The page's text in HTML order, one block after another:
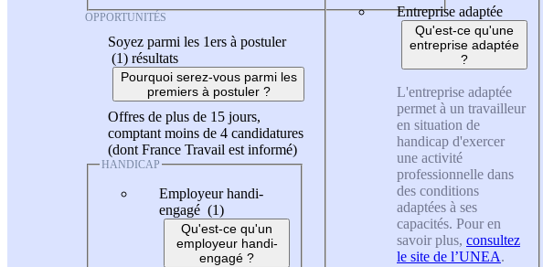
OPPORTUNITÉS
Soyez parmi les 1ers à postuler
(1) résultats
Pourquoi serez-vous parmi les
premiers à postuler ?
Offres de plus de 15 jours,
comptant moins de 4 candidatures
(dont France Travail est informé)
HANDICAP
Employeur handi-
engagé (1)
Qu'est-ce qu'un
employeur handi-
engagé ?
Entreprise adaptée
Qu'est-ce qu'une
entreprise adaptée
?
L'entreprise adaptée
permet à un travailleur
en situation de
handicap d'exercer
une activité
professionnelle dans
des conditions
adaptées à ses
capacités. Pour en
savoir plus, consultez
le site de l’UNEA.